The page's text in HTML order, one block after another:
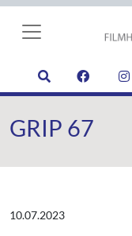
GRIP 67
10.07.2023